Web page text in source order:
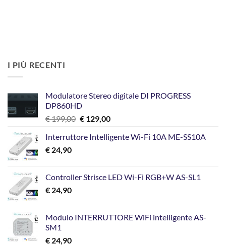
I PIÙ RECENTI
Modulatore Stereo digitale DI PROGRESS
DP860HD
€199,00 Il
originale
€129,00Il
attuale
Interruttore Intelligente Wi-Fi 10A ME-SS10A
€ 24,90
Controller Strisce LED Wi-Fi RGB+W AS-SL1
€ 24,90
Modulo INTERRUTTORE WiFi intelligente AS-
SM1
€ 24,90